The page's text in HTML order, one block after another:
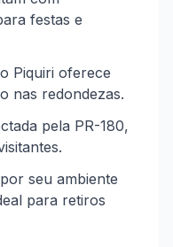
festas e
Piquiri oferece
nas redondezas.
pela PR-180,
seu ambiente
para retiros